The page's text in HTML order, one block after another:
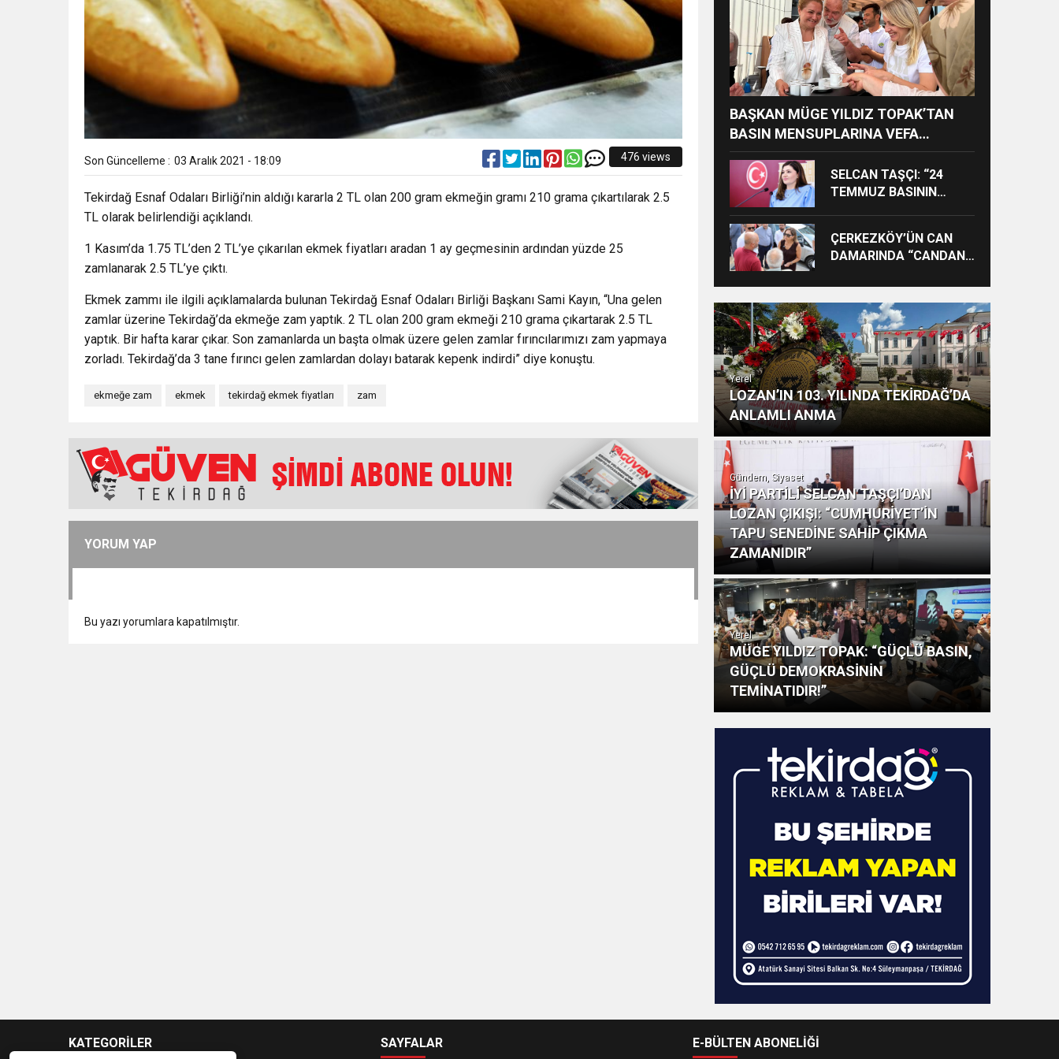
Son Güncelleme : 03 Aralık 2021 - 18:09 476 views
Tekirdağ Esnaf Odaları Birliği’nin aldığı kararla 2 TL olan 200 gram ekmeğin gramı 210 grama çıkartılarak 2.5
TL olarak belirlendiği açıklandı.
1 Kasım’da 1.75 TL’den 2 TL’ye çıkarılan ekmek fiyatları aradan 1 ay geçmesinin ardından yüzde 25
zamlanarak 2.5 TL’ye çıktı.
Ekmek zammı ile ilgili açıklamalarda bulunan Tekirdağ Esnaf Odaları Birliği Başkanı Sami Kayın, “Una gelen
zamlar üzerine Tekirdağ’da ekmeğe zam yaptık. 2 TL olan 200 gram ekmeği 210 grama çıkartarak 2.5 TL
yaptık. Bir hafta karar çıkar. Son zamanlarda un başta olmak üzere gelen zamlar fırıncılarımızı zam yapmaya
zorladı. Tekirdağ’da 3 tane fırıncı gelen zamlardan dolayı batarak kepenk indirdi” diye konuştu.
ekmeğe zam ekmek tekirdağ ekmek fiyatları zam
YORUM YAP
Bu yazı yorumlara kapatılmıştır.
BAŞKAN MÜGE YILDIZ TOPAK’TAN
BASIN MENSUPLARINA VEFA
BULUŞMASI
SELCAN TAŞÇI: “24
TEMMUZ BASININ
ÇERKEZKÖY’ÜN CAN
DAMARINDA “CANDAN”
Yerel
LOZAN’IN 103. YILINDA TEKİRDAĞ’DA
ANLAMLI ANMA
Gündem, Siyaset
İYİ PARTİLİ SELCAN TAŞÇI’DAN
LOZAN ÇIKIŞI: “CUMHURİYET’İN
TAPU SENEDİNE SAHİP ÇIKMA
ZAMANIDIR”
Yerel
MÜGE YILDIZ TOPAK: “GÜÇLÜ BASIN,
GÜÇLÜ DEMOKRASİNİN
TEMİNATIDIR!”
KATEGORİLER SAYFALAR E-BÜLTEN ABONELİĞİ